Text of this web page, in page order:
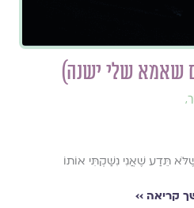
שאמא שלי ישנה)
,
תֵּדַע שֶׁאֲנִי נִשַּׁקְתִּי אוֹתוֹ
קריאה ››